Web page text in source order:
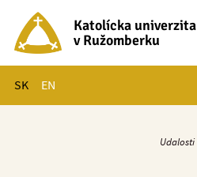
Katolícka univerzita
v Ružomberku
SK EN
Hlavné menu
Udalosti